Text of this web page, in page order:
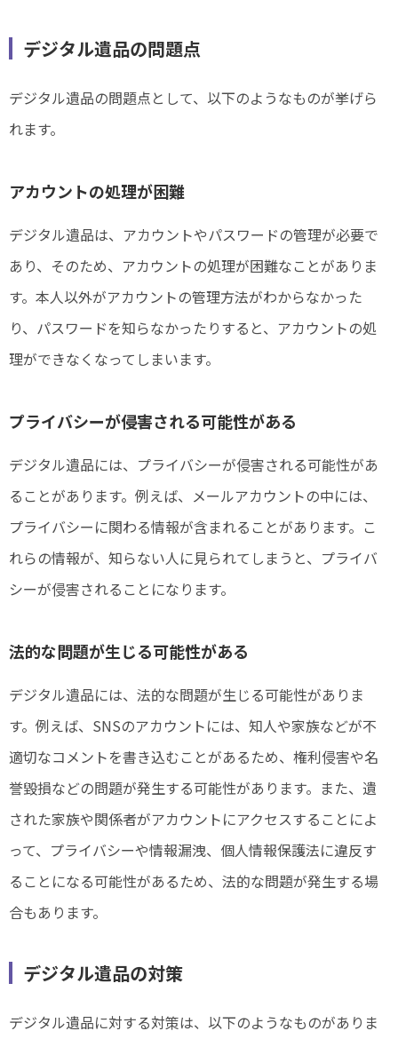
デジタル遺品の問題点
デジタル遺品の問題点として、以下のようなものが挙げら
れます。
アカウントの処理が困難
デジタル遺品は、アカウントやパスワードの管理が必要で
あり、そのため、アカウントの処理が困難なことがありま
す。本人以外がアカウントの管理方法がわからなかった
り、パスワードを知らなかったりすると、アカウントの処
理ができなくなってしまいます。
プライバシーが侵害される可能性がある
デジタル遺品には、プライバシーが侵害される可能性があ
ることがあります。例えば、メールアカウントの中には、
プライバシーに関わる情報が含まれることがあります。こ
れらの情報が、知らない人に見られてしまうと、プライバ
シーが侵害されることになります。
法的な問題が生じる可能性がある
デジタル遺品には、法的な問題が生じる可能性がありま
す。例えば、SNSのアカウントには、知人や家族などが不
適切なコメントを書き込むことがあるため、権利侵害や名
誉毀損などの問題が発生する可能性があります。また、遺
された家族や関係者がアカウントにアクセスすることによ
って、プライバシーや情報漏洩、個人情報保護法に違反す
ることになる可能性があるため、法的な問題が発生する場
合もあります。
デジタル遺品の対策
デジタル遺品に対する対策は、以下のようなものがありま